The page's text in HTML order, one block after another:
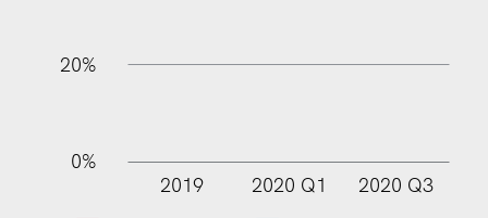
20%
0%
L
2019 2020 Q1 2020 Q3